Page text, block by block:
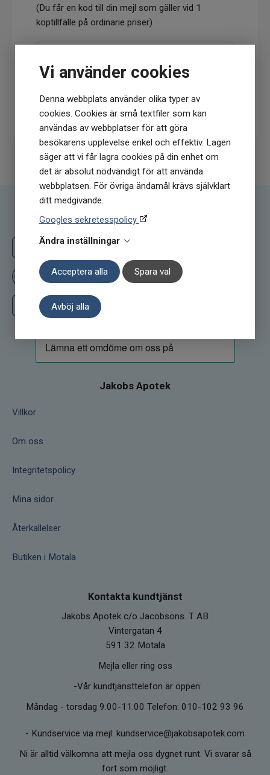
Vi använder cookies
Denna webbplats använder olika typer av
cookies. Cookies är små textfiler som kan
användas av webbplatser för att göra
besökarens upplevelse enkel och effektiv. Lagen
säger att vi får lagra cookies på din enhet om
det är absolut nödvändigt för att använda
webbplatsen. För övriga ändamål krävs självklart
ditt medgivande.
Googles sekretesspolicy
Ändra inställningar
Acceptera alla Spara val
Avböj alla
(Du får en kod till din mejl som gäller vid 1
köptillfälle på ordinarie priser)
Prenumerera
Följ oss
Följ oss på Facebook
Ge oss ett omdöme på Prisjakt
Följ oss på Instagram
Jakobs Apotek
Villkor
Om oss
Integritetspolicy
Mina sidor
Återkallelser
Butiken i Motala
Kontakta kundtjänst
Jakobs Apotek c/o Jacobsons. T AB
Vintergatan 4
591 32 Motala
Mejla eller ring oss
-Vår kundtjänsttelefon är öppen:
Måndag - torsdag 9.00-11.00 Telefon: 010-102 93 96
- Kundservice via mejl: kundservice@jakobsapotek.com
Ni är alltid välkomna att mejla oss dygnet runt. Vi svarar så
fort som möjligt.